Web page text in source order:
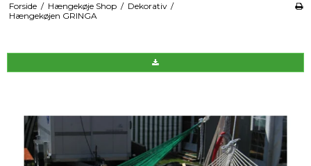
Forside / Hængekøje Shop / Dekorativ /
Hængekøjen GRINGA